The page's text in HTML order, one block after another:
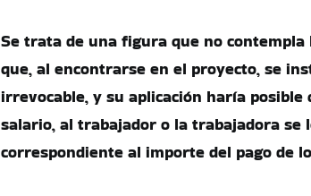
Se trata de una figura que no contempla
que, al encontrarse en el proyecto, se
irrevocable, y su aplicación haría posible
salario, al trabajador o la trabajadora se
correspondiente al importe del pago de